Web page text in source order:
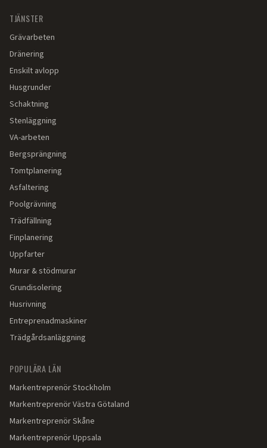
TJÄNSTER
Grävarbeten
Dränering
Enskilt avlopp
Husgrunder
Schaktning
Stenläggning
VA-arbeten
Bergsprängning
Tomtplanering
Asfaltering
Poolgrävning
Trädfällning
Finplanering
Uppfarter
Murar & stödmurar
Grundisolering
Husrivning
Entreprenadmaskiner
Trädgårdsanläggning
POPULÄRA LÄN
MarkentreprenörStockholm
MarkentreprenörVästra Götaland
MarkentreprenörSkåne
MarkentreprenörUppsala